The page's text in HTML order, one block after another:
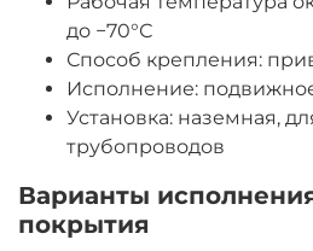
до −70°С
Способ крепления:
Исполнение:
Установка: наземная,
трубопроводов
Варианты
покрытия